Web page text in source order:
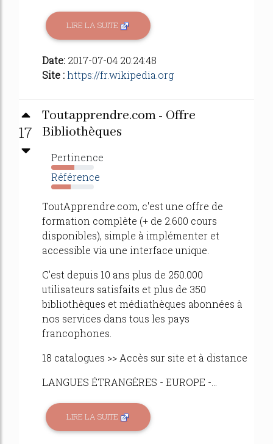
LIRE LA SUITE
Date: 2017-07-04 20:24:48
Site :https://fr.wikipedia.org
17
Toutapprendre.com - Offre
Bibliothèques
Pertinence
54%
Référence
45%
ToutApprendre.com, c'est une offre de
formation complète (+ de 2.600 cours
disponibles), simple à implémenter et
accessible via une interface unique.
C'est depuis 10 ans plus de 250.000
utilisateurs satisfaits et plus de 350
bibliothèques et médiathèques abonnées à
nos services dans tous les pays
francophones.
18 catalogues >> Accès sur site et à distance
LANGUES ÉTRANGÈRES - EUROPE -...
LIRE LA SUITE